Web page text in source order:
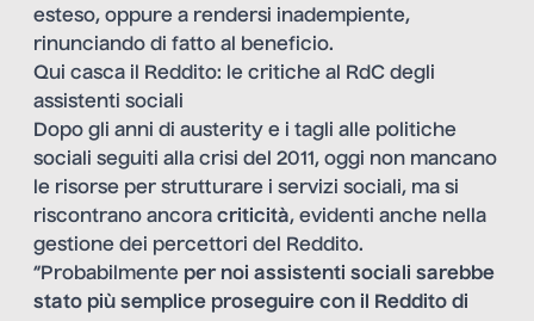
esteso, oppure a rendersi inadempiente,
rinunciando di fatto al beneficio.
Qui casca il Reddito: le critiche al RdC degli
assistenti sociali
Dopo gli anni di austerity e i tagli alle politiche
sociali seguiti alla crisi del 2011, oggi non mancano
le risorse per strutturare i servizi sociali, ma si
riscontrano ancora criticità, evidenti anche nella
gestione dei percettori del Reddito.
“Probabilmente per noi assistenti sociali sarebbe
stato più semplice proseguire con il Reddito di